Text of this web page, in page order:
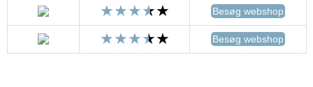
Besøg webshop
Besøg webshop